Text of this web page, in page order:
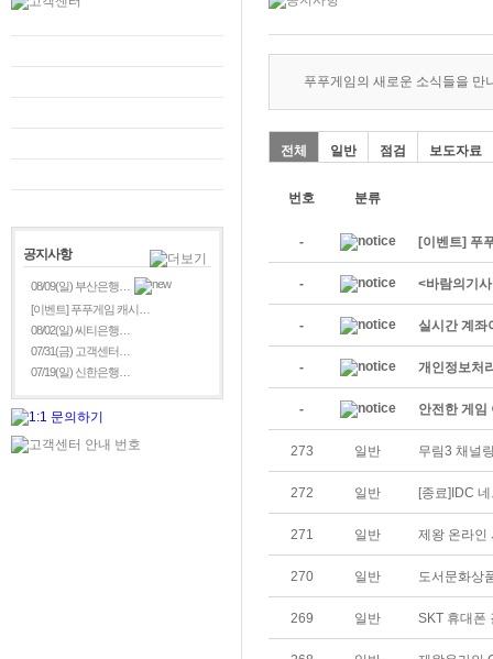
공지사항
08/09(일) 부산은행…
[이벤트] 푸푸게임 캐시…
08/02(일) 씨티은행…
07/31(금) 고객센터…
07/19(일) 신한은행…
푸푸게임의 새로운 소식들을 만
전체 일반 점검 보도자료
번호 분류
- [이벤트] 푸
- <바람의기
- 실시간 계좌
- 개인정보처
- 안전한 게임
273 일반 무림3 채널
272 일반 [종료]IDC
271 일반 제왕 온라인
270 일반 도서문화상
269 일반 SKT 휴대폰